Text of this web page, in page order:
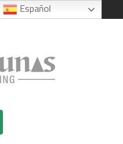
Español